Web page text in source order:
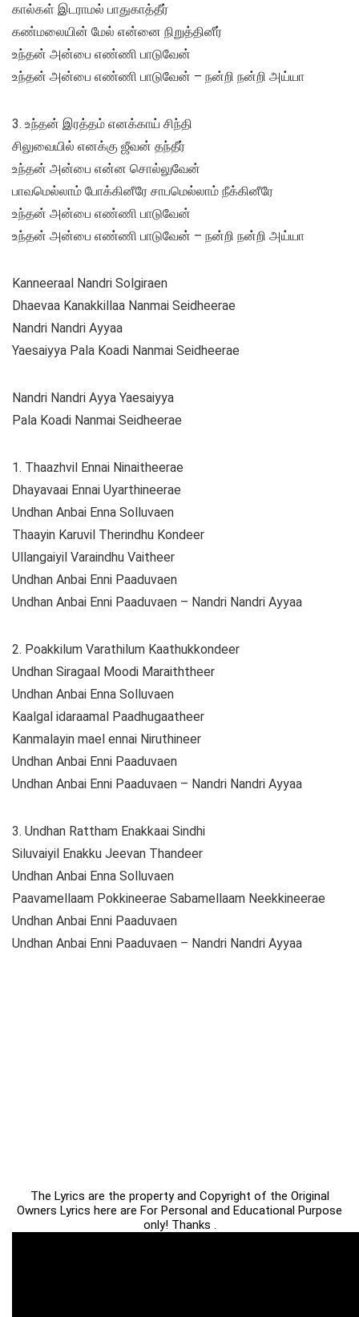
கால்கள் இடராமல் பாதுகாத்தீர்
கண்மலையின் மேல் என்னை நிறுத்தினீர்
உந்தன் அன்பை எண்ணி பாடுவேன்
உந்தன் அன்பை எண்ணி பாடுவேன் – நன்றி நன்றி அய்யா
3. உந்தன் இரத்தம் எனக்காய் சிந்தி
சிலுவையில் எனக்கு ஜீவன் தந்தீர்
உந்தன் அன்பை என்ன சொல்லுவேன்
பாவமெல்லாம் போக்கினீரே சாபமெல்லாம் நீக்கினீரே
உந்தன் அன்பை எண்ணி பாடுவேன்
உந்தன் அன்பை எண்ணி பாடுவேன் – நன்றி நன்றி அய்யா
Kanneeraal Nandri Solgiraen
Dhaevaa Kanakkillaa Nanmai Seidheerae
Nandri Nandri Ayyaa
Yaesaiyya Pala Koadi Nanmai Seidheerae
Nandri Nandri Ayya Yaesaiyya
Pala Koadi Nanmai Seidheerae
1. Thaazhvil Ennai Ninaitheerae
Dhayavaai Ennai Uyarthineerae
Undhan Anbai Enna Solluvaen
Thaayin Karuvil Therindhu Kondeer
Ullangaiyil Varaindhu Vaitheer
Undhan Anbai Enni Paaduvaen
Undhan Anbai Enni Paaduvaen – Nandri Nandri Ayyaa
2. Poakkilum Varathilum Kaathukkondeer
Undhan Siragaal Moodi Maraiththeer
Undhan Anbai Enna Solluvaen
Kaalgal idaraamal Paadhugaatheer
Kanmalayin mael ennai Niruthineer
Undhan Anbai Enni Paaduvaen
Undhan Anbai Enni Paaduvaen – Nandri Nandri Ayyaa
3. Undhan Rattham Enakkaai Sindhi
Siluvaiyil Enakku Jeevan Thandeer
Undhan Anbai Enna Solluvaen
Paavamellaam Pokkineerae Sabamellaam Neekkineerae
Undhan Anbai Enni Paaduvaen
Undhan Anbai Enni Paaduvaen – Nandri Nandri Ayyaa
The Lyrics are the property and Copyright of the Original
Owners Lyrics here are For Personal and Educational Purpose
only! Thanks .